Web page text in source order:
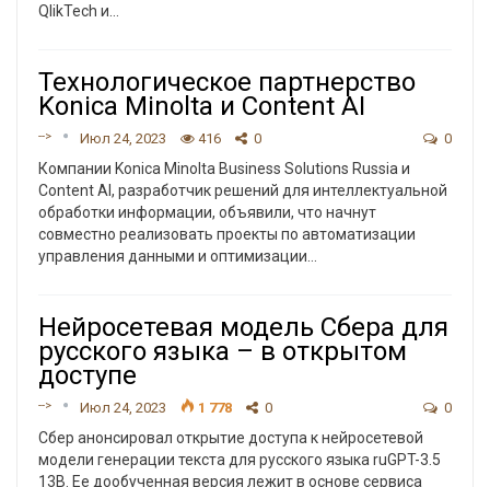
QlikTech и…
Технологическое партнерство
Konica Minolta и Content AI
--> Июл 24, 2023 416 0 0
Компании Konica Minolta Business Solutions Russia и
Content AI, разработчик решений для интеллектуальной
обработки информации, объявили, что начнут
совместно реализовать проекты по автоматизации
управления данными и оптимизации…
Нейросетевая модель Сбера для
русского языка – в открытом
доступе
--> Июл 24, 2023 1 778 0 0
Сбер анонсировал открытие доступа к нейросетевой
модели генерации текста для русского языка ruGPT-3.5
13B. Ее дообученная версия лежит в основе сервиса